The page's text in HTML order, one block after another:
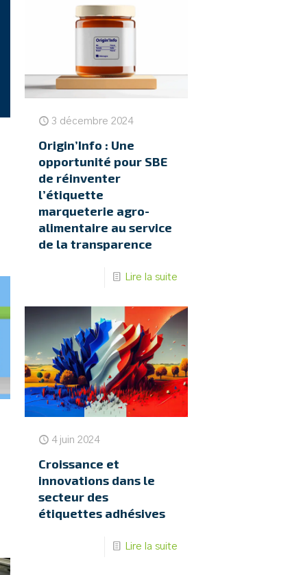
3 décembre 2024
Origin’Info : Une
opportunité pour SBE
de réinventer
l’étiquette
marqueterie agro-
alimentaire au service
de la transparence
Lire la suite
4 juin 2024
Croissance et
innovations dans le
secteur des
étiquettes adhésives
Lire la suite